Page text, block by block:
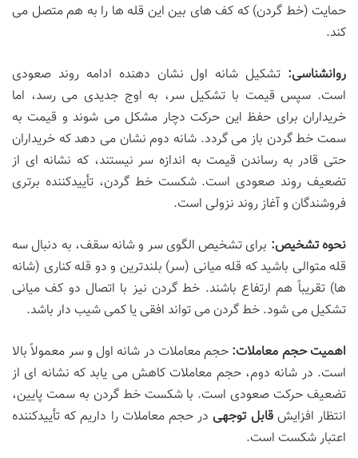
حمایت (خط گردن) که کف های بین این قله ها را به هم متصل می
کند.
روانشناسی: تشکیل شانه اول نشان دهنده ادامه روند صعودی
است. سپس قیمت با تشکیل سر، به اوج جدیدی می رسد، اما
خریداران برای حفظ این حرکت دچار مشکل می شوند و قیمت به
سمت خط گردن باز می گردد. شانه دوم نشان می دهد که خریداران
حتی قادر به رساندن قیمت به اندازه سر نیستند، که نشانه ای از
تضعیف روند صعودی است. شکست خط گردن، تأییدکننده برتری
فروشندگان و آغاز روند نزولی است.
نحوه تشخیص: برای تشخیص الگوی سر و شانه سقف، به دنبال سه
قله متوالی باشید که قله میانی (سر) بلندترین و دو قله کناری (شانه
ها) تقریباً هم ارتفاع باشند. خط گردن نیز با اتصال دو کف میانی
تشکیل می شود. خط گردن می تواند افقی یا کمی شیب دار باشد.
اهمیت حجم معاملات: حجم معاملات در شانه اول و سر معمولاً بالا
است. در شانه دوم، حجم معاملات کاهش می یابد که نشانه ای از
تضعیف حرکت صعودی است. با شکست خط گردن به سمت پایین،
انتظار افزایشقابل توجهی در حجم معاملات را داریم که تأییدکننده
اعتبار شکست است.